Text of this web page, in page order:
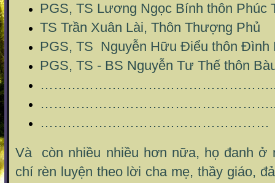
PGS, TS Lương Ngọc Bính thôn Phúc
TS Trần Xuân Lài, Thôn Thượng Phủ
PGS, TS Nguyễn Hữu Điểu thôn Đình
PGS, TS - BS Nguyễn Tư Thế thôn
……………………………………………
Và còn nhiều nhiều hơn nữa, họ đanh ở
chí rèn luyện theo lời cha mẹ, thầy giáo,